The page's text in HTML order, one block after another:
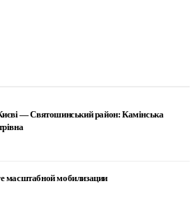
— Святошинський район: Камінська
масштабной мобилизации